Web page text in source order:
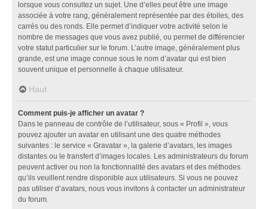
lorsque vous consultez un sujet. Une d’elles peut être une image
associée à votre rang, généralement représentée par des étoiles, des
carrés ou des ronds. Elle permet d’indiquer votre activité selon le
nombre de messages que vous avez publié, ou permet de différencier
votre statut particulier sur le forum. L’autre image, généralement plus
grande, est une image connue sous le nom d’avatar qui est bien
souvent unique et personnelle à chaque utilisateur.
Haut
Comment puis-je afficher un avatar ?
Dans le panneau de contrôle de l’utilisateur, sous « Profil », vous
pouvez ajouter un avatar en utilisant une des quatre méthodes
suivantes : le service « Gravatar », la galerie d’avatars, les images
distantes ou le transfert d’images locales. Les administrateurs du forum
peuvent activer ou non la fonctionnalité des avatars et des méthodes
qu’ils veuillent rendre disponible aux utilisateurs. Si vous ne pouvez
pas utiliser d’avatars, nous vous invitons à contacter un administrateur
du forum.